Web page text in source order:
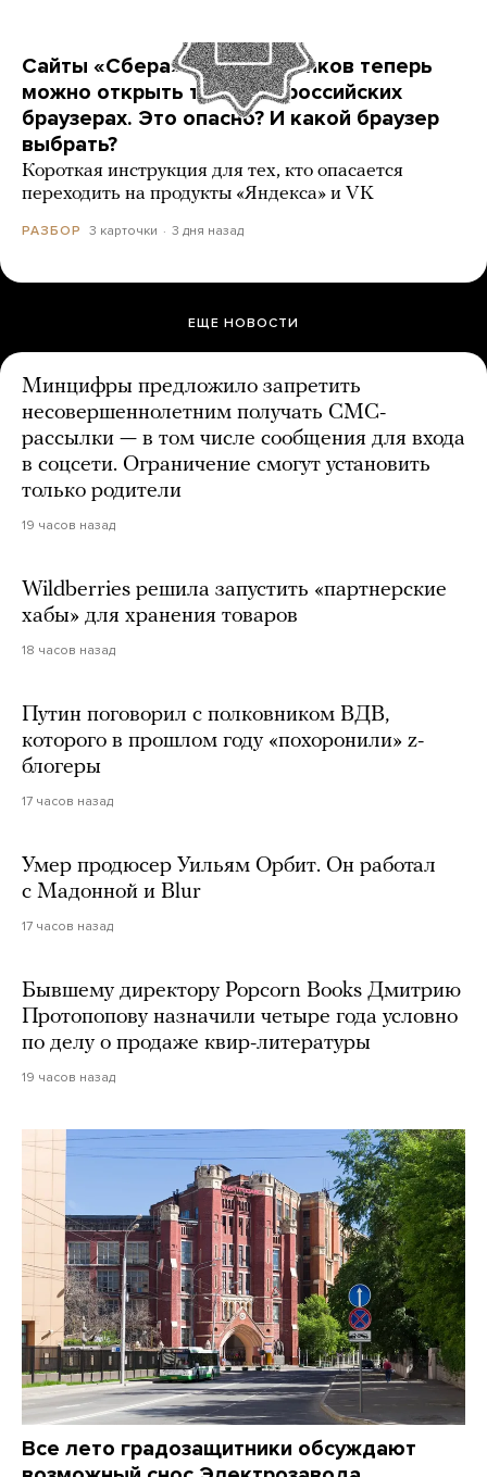
Сайты «Сбера» и других банков теперь
можно открыть только в российских
браузерах. Это опасно? И какой браузер
выбрать?
Короткая инструкция для тех, кто опасается
переходить на продукты «Яндекса» и VK
РАЗБОР 3 карточки 3 дня назад
ЕЩЕ НОВОСТИ
Минцифры предложило запретить
несовершеннолетним получать СМС-
рассылки — в том числе сообщения для входа
в соцсети. Ограничение смогут установить
только родители
19 часов назад
Wildberries решила запустить «партнерские
хабы» для хранения товаров
18 часов назад
Путин поговорил с полковником ВДВ,
которого в прошлом году «похоронили» z-
блогеры
17 часов назад
Умер продюсер Уильям Орбит. Он работал
с Мадонной и Blur
17 часов назад
Бывшему директору Popcorn Books Дмитрию
Протопопову назначили четыре года условно
по делу о продаже квир-литературы
19 часов назад
Все лето градозащитники обсуждают